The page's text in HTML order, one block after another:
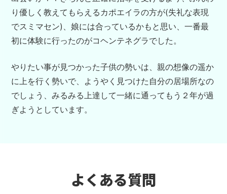
り優しく教えてもらえるカポエイラの方が(失礼な表現
でスミマセン)、娘には合っているかもと思い、一番最
初に体験に行ったのがコヘンテネグラでした。
やりたい事が見つかった子供の勢いは、親の想像の遥か
に上を行く勢いで、ようやく見つけた自分の居場所なの
でしょう、みるみる上達して一緒に通ってもう２年が過
ぎようとしています。
よくある質問